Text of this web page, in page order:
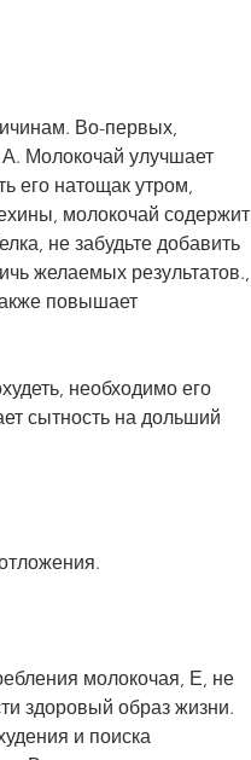
Во-первых,
Молокочай улучшает
его натощак утром,
молокочай содержит
не забудьте добавить
желаемых результатов.,
повышает
необходимо его
сытность на дольший
молокочая, Е, не
здоровый образ жизни.
и поиска